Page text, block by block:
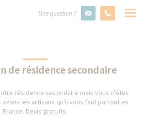
Une question ?
de résidence secondaire
résidence secondaire mais vous n'êtes
avons les artisans qu'il vous faut partout en
France. Devis gratuits.